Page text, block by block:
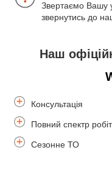
Звертаємо Вашу
звернутись до
Наш
Консультація
Повний спектр робіт
Сезонне ТО